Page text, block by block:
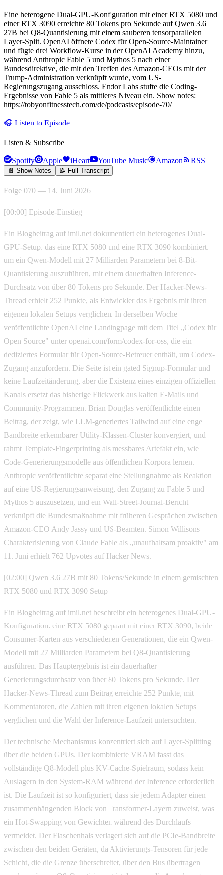
Eine heterogene Dual-GPU-Konfiguration mit einer RTX 5080 und
einer RTX 3090 erreichte 80 Tokens pro Sekunde auf Qwen 3.6
27B bei Q8-Quantisierung mit einem sauberen tensorparallelen
Layer-Split. OpenAI öffnete Codex für Open-Source-Maintainer
und fügte drei Workflow-Kurse in der OpenAI Academy hinzu,
während Anthropic Fable 5 und Mythos 5 nach einer
Bundesdirektive, die mit den Treffen des Amazon-CEOs mit der
Trump-Administration verknüpft wurde, vom US-
Regierungszugang ausschloss. Endor Labs stufte die Coding-
Ergebnisse von Fable 5 als mittleres Niveau ein. Show notes:
https://tobyonfitnesstech.com/de/podcasts/episode-70/
🎧 Listen to Episode
Listen & Subscribe
Spotify Apple iHeart YouTube Music Amazon RSS
📄 Show Notes 📝 Full Transcript
Folge 070 — 14. Juni 2026
[00:00] Episode-Einstieg
Ein Blogbeitrag auf imil.net dokumentiert ein heterogenes Dual-
GPU-Setup, das eine RTX 5080 und eine RTX 3090 kombiniert,
um ein Qwen-Modell mit 27 Milliarden Parametern bei 8-Bit-
Quantisierung auszuführen, mit einem dauerhaften Inference-
Durchsatz von über 80 Tokens pro Sekunde. Der Hacker-News-
Thread erhielt 252 Punkte, als Entwickler das Ergebnis mit ihren
eigenen lokalen Setups verglichen. In derselben Woche
veröffentlichte OpenAI eine Landingpage mit dem Titel „Codex für
Open Source" unter openai.com/form/codex-for-oss, die ein
dediziertes Formular für Open-Source-Betreuer enthält, um Codex-
Zugang anzufordern. Die Seite ist ein gated Signup-Formular und
keine Laufzeitänderung, aber die Existenz eines einzigen offiziellen
Kanals ersetzt das bisherige Flickwerk aus kalten E-Mails und
Community-Programmen. Brian Douglas veröffentlichte einen
Beitrag, der zeigt, wie LLM-generiertes Tailwind auf eine enge
Bandbreite erkennbarer Utility-Klassen-Cluster konvergiert, und
rahmt Template-Fingerprinting als messbares Artefakt ein, wie
Code-Generierungsmodelle aus öffentlichen Korpora lernen.
Anthropic veröffentlichte separat eine Stellungnahme als Reaktion
auf eine US-Regierungsanweisung, den Zugang zu Fable 5 und
Mythos 5 auszusetzen, und ein Wall-Street-Journal-Bericht
verknüpft die Bundesmaßnahme mit früheren Gesprächen zwischen
Amazon-CEO Andy Jassy und US-Beamten. Simon Willisons
Charakterisierung von Claude Fable als „unaufhaltsam proaktiv" am
11. Juni erhielt 762 Upvotes auf Hacker News.
[02:00] Qwen 3.6 27B mit 80 Tokens/Sekunde in einem gemischten
RTX 5080 und RTX 3090 Setup
Ein Blogbeitrag auf imil.net beschreibt ein heterogenes Dual-GPU-
Konfiguration: eine RTX 5080 gepaart mit einer RTX 3090, beide
Consumer-Karten aus verschiedenen Generationen, die ein Qwen-
Modell mit 27 Milliarden Parametern bei Q8-Quantisierung
ausführen. Das Hauptergebnis ist ein dauerhafter
Generierungsdurchsatz von über 80 Tokens pro Sekunde. Der
Hacker-News-Thread zum Beitrag erreichte 252 Punkte, mit
Kommentatoren, die Zahlen mit ihren eigenen lokalen Setups
verglichen und die Wahl der Inference-Laufzeit untersuchten.
Der technische Mechanismus konzentriert sich auf Layer-Splitting
über die beiden GPUs. Der kombinierte VRAM fasst das
vollständige Q8-Modell plus KV-Cache-Spielraum, sodass kein
Auslagern in den System-RAM während der Inference erforderlich
ist. Die Laufzeit ist so konfiguriert, dass sie jedem Adapter einen
zusammenhängenden Block von Transformer-Layern zuweist, was
ein Hot-Swapping von Gewichten während des Durchlaufs
vermeidet. Der Flaschenhals verlagert sich auf die PCIe-Bandbreite
zwischen den beiden Geräten, da Aktivierungs-Tensoren für jede
Schicht, die die Grenze überschreitet, über den Bus übertragen